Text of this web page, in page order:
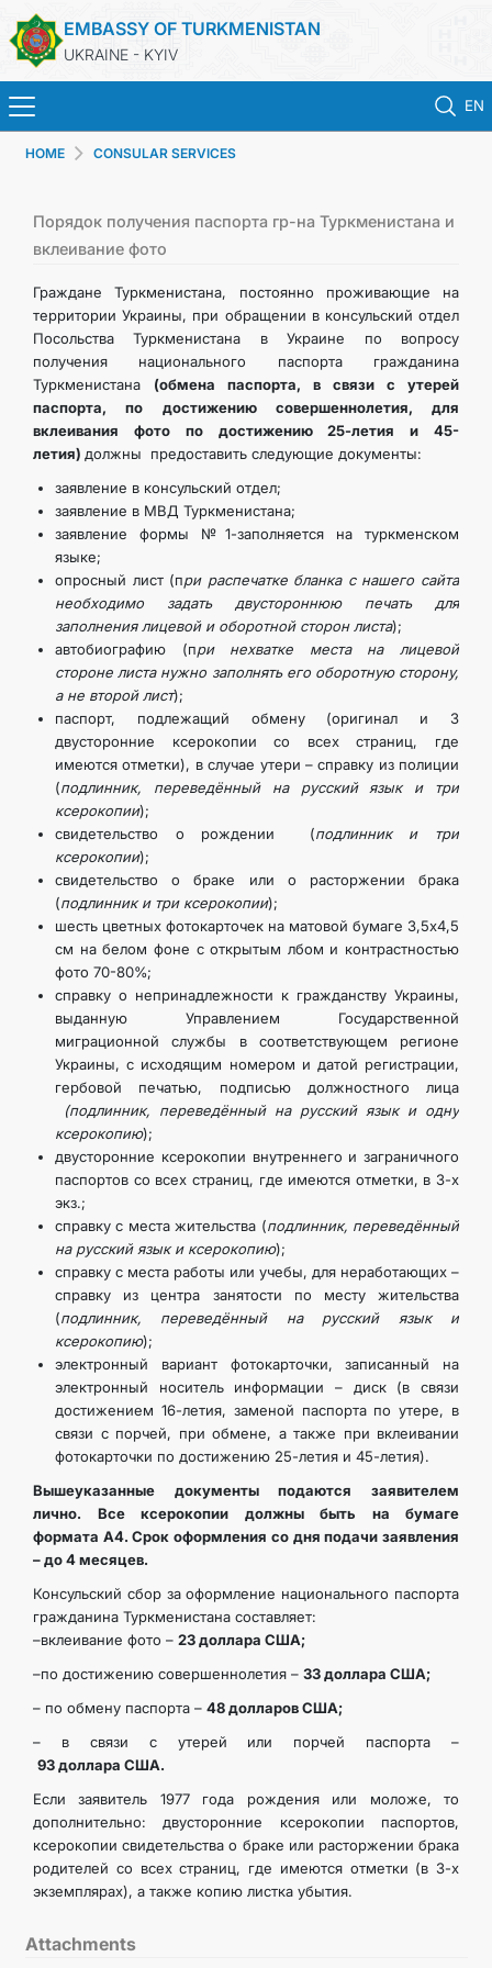
EMBASSY OF TURKMENISTAN
UKRAINE - KYIV
EN
HOME
NEWS
CONSULAR SERVICES
CONTACT US
HOME CONSULAR SERVICES
Порядок получения паспорта гр-на Туркменистана и
вклеивание фото
Граждане Туркменистана, постоянно проживающие на
территории Украины, при обращении в консульский отдел
Посольства Туркменистана в Украине по вопросу
получения национального паспорта гражданина
Туркменистана (обмена паспорта, в связи с утерей
паспорта, по достижению совершеннолетия, для
вклеивания фото по достижению 25-летия и 45-
летия) должны предоставить следующие документы:
заявление в консульский отдел;
заявление в МВД Туркменистана;
заявление формы №1-заполняется на туркменском
языке;
опросный лист (при распечатке бланка с нашего сайта
необходимо задать двустороннюю печать для
заполнения лицевой и оборотной сторон листа);
автобиографию (при нехватке места на лицевой
стороне листа нужно заполнять его оборотную сторону,
а не второй лист);
паспорт, подлежащий обмену (оригинал и 3
двусторонние ксерокопии со всех страниц, где
имеются отметки), в случае утери – справку из полиции
(подлинник, переведённый на русский язык и три
ксерокопии);
свидетельство о рождении (подлинник и три
ксерокопии);
свидетельство о браке или о расторжении брака
(подлинник и три ксерокопии);
шесть цветных фотокарточек на матовой бумаге 3,5х4,5
см на белом фоне с открытым лбом и контрастностью
фото 70-80%;
справку о непринадлежности к гражданству Украины,
выданную Управлением Государственной
миграционной службы в соответствующем регионе
Украины, с исходящим номером и датой регистрации,
гербовой печатью, подписью должностного лица
(подлинник, переведённый на русский язык и одну
ксерокопию);
двусторонние ксерокопии внутреннего и заграничного
паспортов со всех страниц, где имеются отметки, в 3-х
экз.;
справку с места жительства (подлинник, переведённый
на русский язык и ксерокопию);
справку с места работы или учебы, для неработающих –
справку из центра занятости по месту жительства
(подлинник, переведённый на русский язык и
ксерокопию);
электронный вариант фотокарточки, записанный на
электронный носитель информации – диск (в связи
достижением 16-летия, заменой паспорта по утере, в
связи с порчей, при обмене, а также при вклеивании
фотокарточки по достижению 25-летия и 45-летия).
Вышеуказанные документы подаются заявителем
лично. Все ксерокопии должны быть на бумаге
формата А4. Срок оформления со дня подачи заявления
– до 4 месяцев.
Консульский сбор за оформление национального паспорта
гражданина Туркменистана составляет:
–вклеивание фото – 23 доллара США;
–по достижению совершеннолетия – 33 доллара США;
– по обмену паспорта – 48 долларов США;
– в связи с утерей или порчей паспорта –
93 доллара США.
Если заявитель 1977 года рождения или моложе, то
дополнительно: двусторонние ксерокопии паспортов,
ксерокопии свидетельства о браке или расторжении брака
родителей со всех страниц, где имеются отметки (в 3-х
экземплярах), а также копию листка убытия.
Attachments